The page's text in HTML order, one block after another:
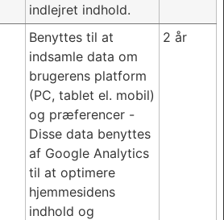
indlejret indhold.
Benyttes til at
indsamle data om
brugerens platform
(PC, tablet el. mobil)
og præferencer -
Disse data benyttes
af Google Analytics
til at optimere
hjemmesidens
indhold og
2 år